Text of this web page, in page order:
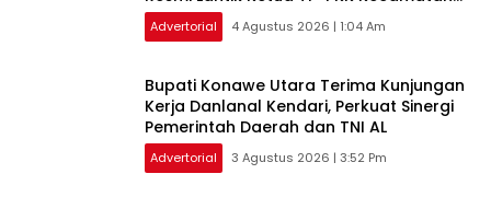
se-Konawe Utara
Advertorial 4 Agustus 2026 | 1:04 Am
Bupati Konawe Utara Terima Kunjungan
Kerja Danlanal Kendari, Perkuat Sinergi
Pemerintah Daerah dan TNI AL
Advertorial 3 Agustus 2026 | 3:52 Pm